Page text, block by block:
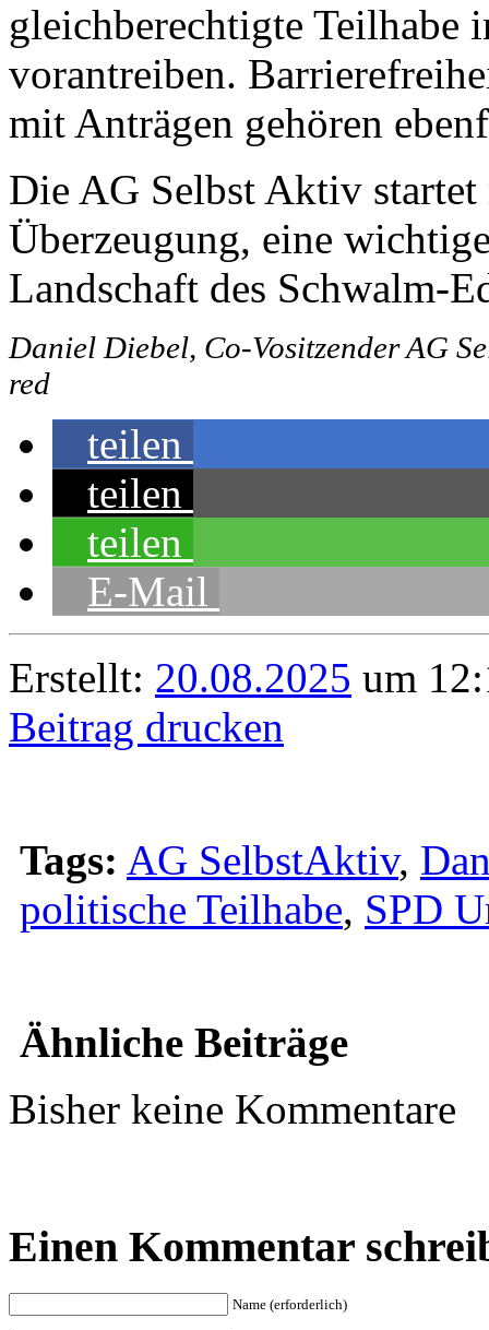
gleichberechtigte Teilhabe
vorantreiben.
mit Anträgen gehören
Die AG Selbst Aktiv
Überzeugung, eine
Landschaft des Schwalm-
Daniel Diebel, Co-Vositzender AG
red
teilen
teilen
teilen
E-Mail
Erstellt: 20.08.2025 um
Beitrag drucken
Tags: AG SelbstAktiv,
politische Teilhabe, SPD
Ähnliche Beiträge
Bisher keine Kommentare
Einen Kommentar
Name (erforderlich)